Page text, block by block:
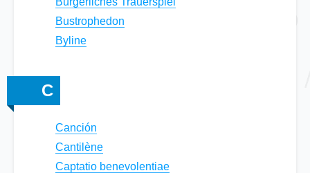
Bustrophedon
Byline
C
Canción
Cantilène
Captatio benevolentiae